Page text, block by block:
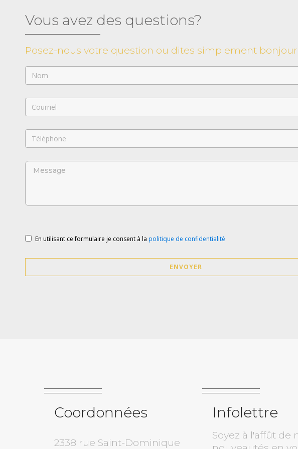
Vous avez des questions?
Posez-nous votre question ou dites simplement
En utilisant ce formulaire je consent à la politique de confidentialité
ENVOYER
Coordonnées
2338 rue Saint-Dominique
Infolettre
Soyez à l'affût de